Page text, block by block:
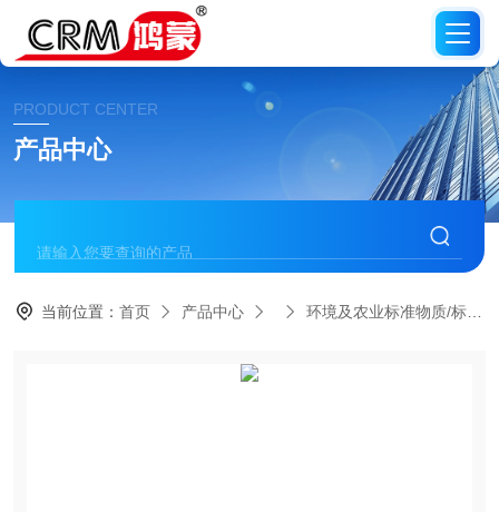
PRODUCT CENTER
产品中心
当前位置：首页 产品中心 环境及农业标准物质/标准品